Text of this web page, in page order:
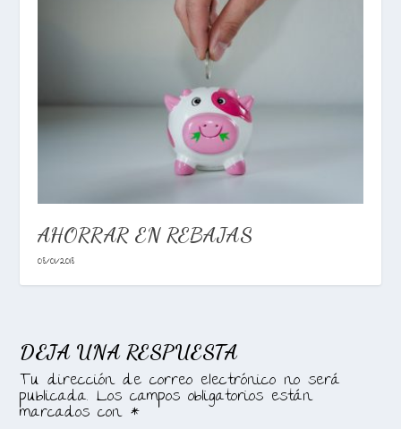
AHORRAR EN REBAJAS
08/01/2018
DEJA UNA RESPUESTA
Tu dirección de correo electrónico no será
publicada. Los campos obligatorios están
marcados con *